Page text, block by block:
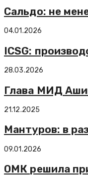
Сальдо: не
04.01.2026
ICSG:
28.03.2026
Глава МИД
21.12.2025
Мантуров: в
09.01.2026
ОМК решила